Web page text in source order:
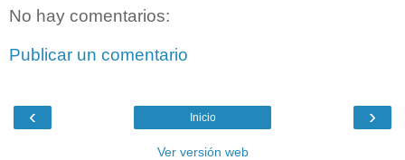
No hay comentarios:
Publicar un comentario
‹ ›
Inicio
Ver versión web